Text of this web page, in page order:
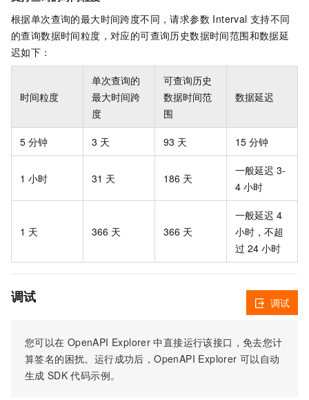
根据单次查询的最大时间跨度不同，请求参数 Interval 支持不同
的查询数据时间粒度，对应的可查询历史数据时间范围和数据延
迟如下：
时间粒度
单次查询的
最大时间跨
度
可查询历史
数据时间范
围
数据延迟
5 分钟 3 天 93 天 15 分钟
1 小时 31 天 186 天
一般延迟 3-
4 小时
1 天 366 天 366 天
一般延迟 4
小时，不超
过 24 小时
调试
您可以在 OpenAPI Explorer 中直接运行该接口，免去您计
算签名的困扰。运行成功后，OpenAPI Explorer 可以自动
生成 SDK 代码示例。
调试